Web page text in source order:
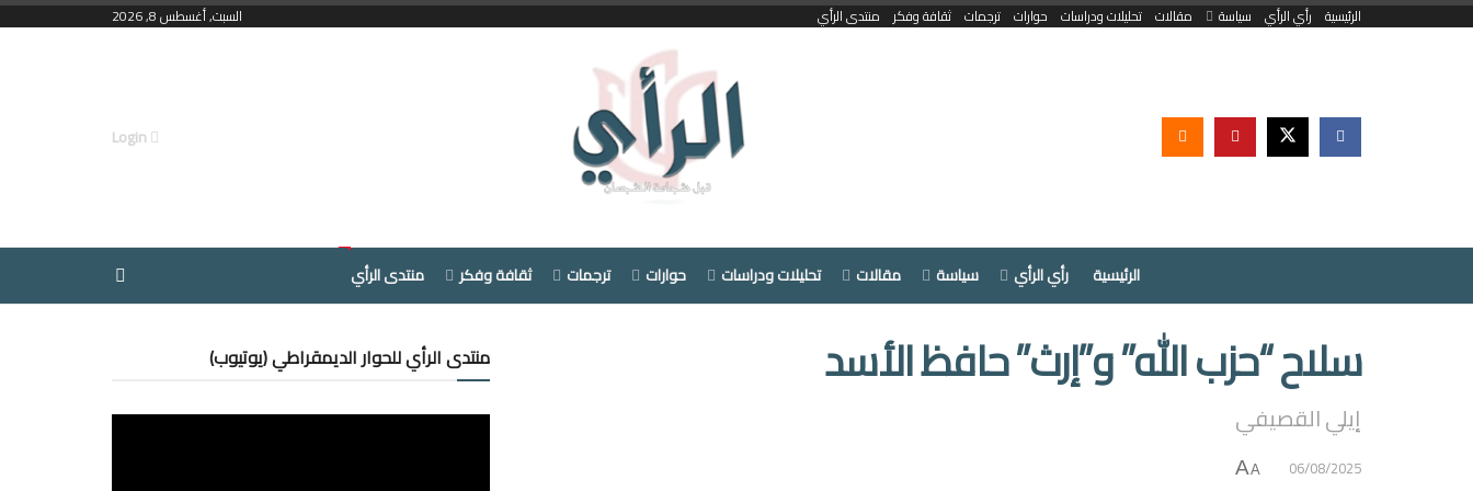
الرئيسية رأي الرأي سياسة مقالات تحليلات ودراسات حوارات ترجمات ثقافة وفكر منتدى الرأي السبت, أغسطس 8, 2026
الرئيسية رأي الرأي سياسة مقالات تحليلات ودراسات حوارات ترجمات ثقافة وفكر منتدى الرأي
سلاح “حزب الله” و”إرث” حافظ الأسد
إيلي القصيفي
06/08/2025
A
A
منتدى الرأي للحوار الديمقراطي (يوتيوب)